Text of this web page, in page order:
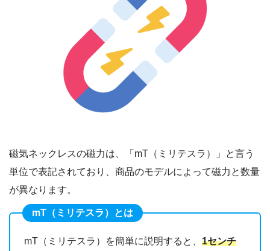
磁気ネックレスの磁力は、「mT（ミリテスラ）」と言う
単位で表記されており、商品のモデルによって磁力と数量
が異なります。
mT（ミリテスラ）とは
mT（ミリテスラ）を簡単に説明すると、1センチ